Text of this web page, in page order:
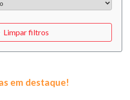
Limpar filtros
em destaque!